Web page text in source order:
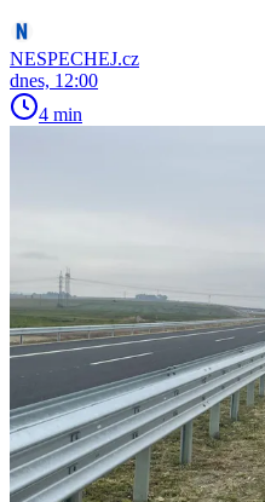
NESPECHEJ.cz
dnes, 12:00
4 min